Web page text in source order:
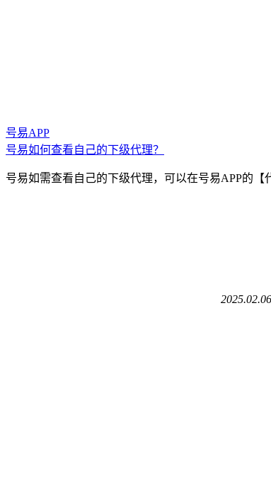
号易APP
号易如何查看自己的下级代理？
号易如需查看自己的下级代理，可以在号易APP的
2025.02.06